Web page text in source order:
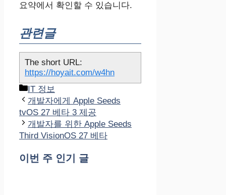
요약에서 확인할 수 있습니다.
관련글
The short URL:
https://hoyait.com/w4hn
카
테
고
리
IT 정보
개발자에게 Apple Seeds
tvOS 27 베타 3 제공
개발자를 위한 Apple Seeds
Third VisionOS 27 베타
이번 주 인기 글